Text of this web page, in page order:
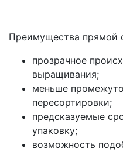
Преимущества прямой
прозрачное
выращивания;
меньше
пересортировки;
предсказуемые
упаковку;
возможность